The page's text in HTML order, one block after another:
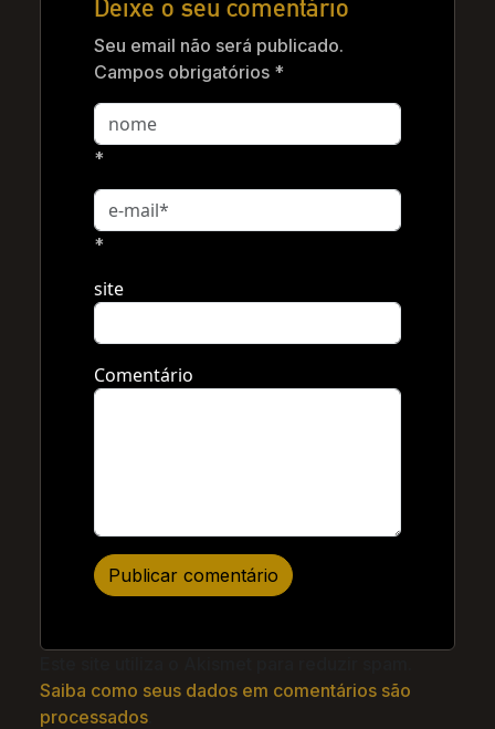
Deixe o seu comentário
Seu email não será publicado.
Campos obrigatórios *
*
*
site
Comentário
Saiba como seus dados em comentários são
processados